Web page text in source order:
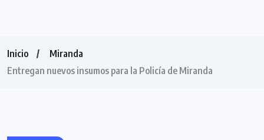
Inicio
Miranda
Entregan nuevos insumos para la Policía de Miranda